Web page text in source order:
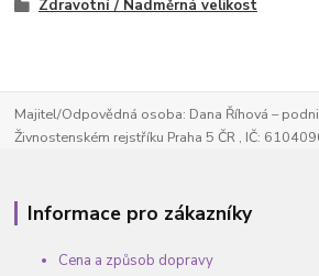
Zdravotní / Nadměrná velikost
Majitel/Odpovědná osoba: Dana Říhová –
Živnostenském rejstříku Praha 5 ČR , IČ:
Informace pro zákazníky
Cena a způsob dopravy